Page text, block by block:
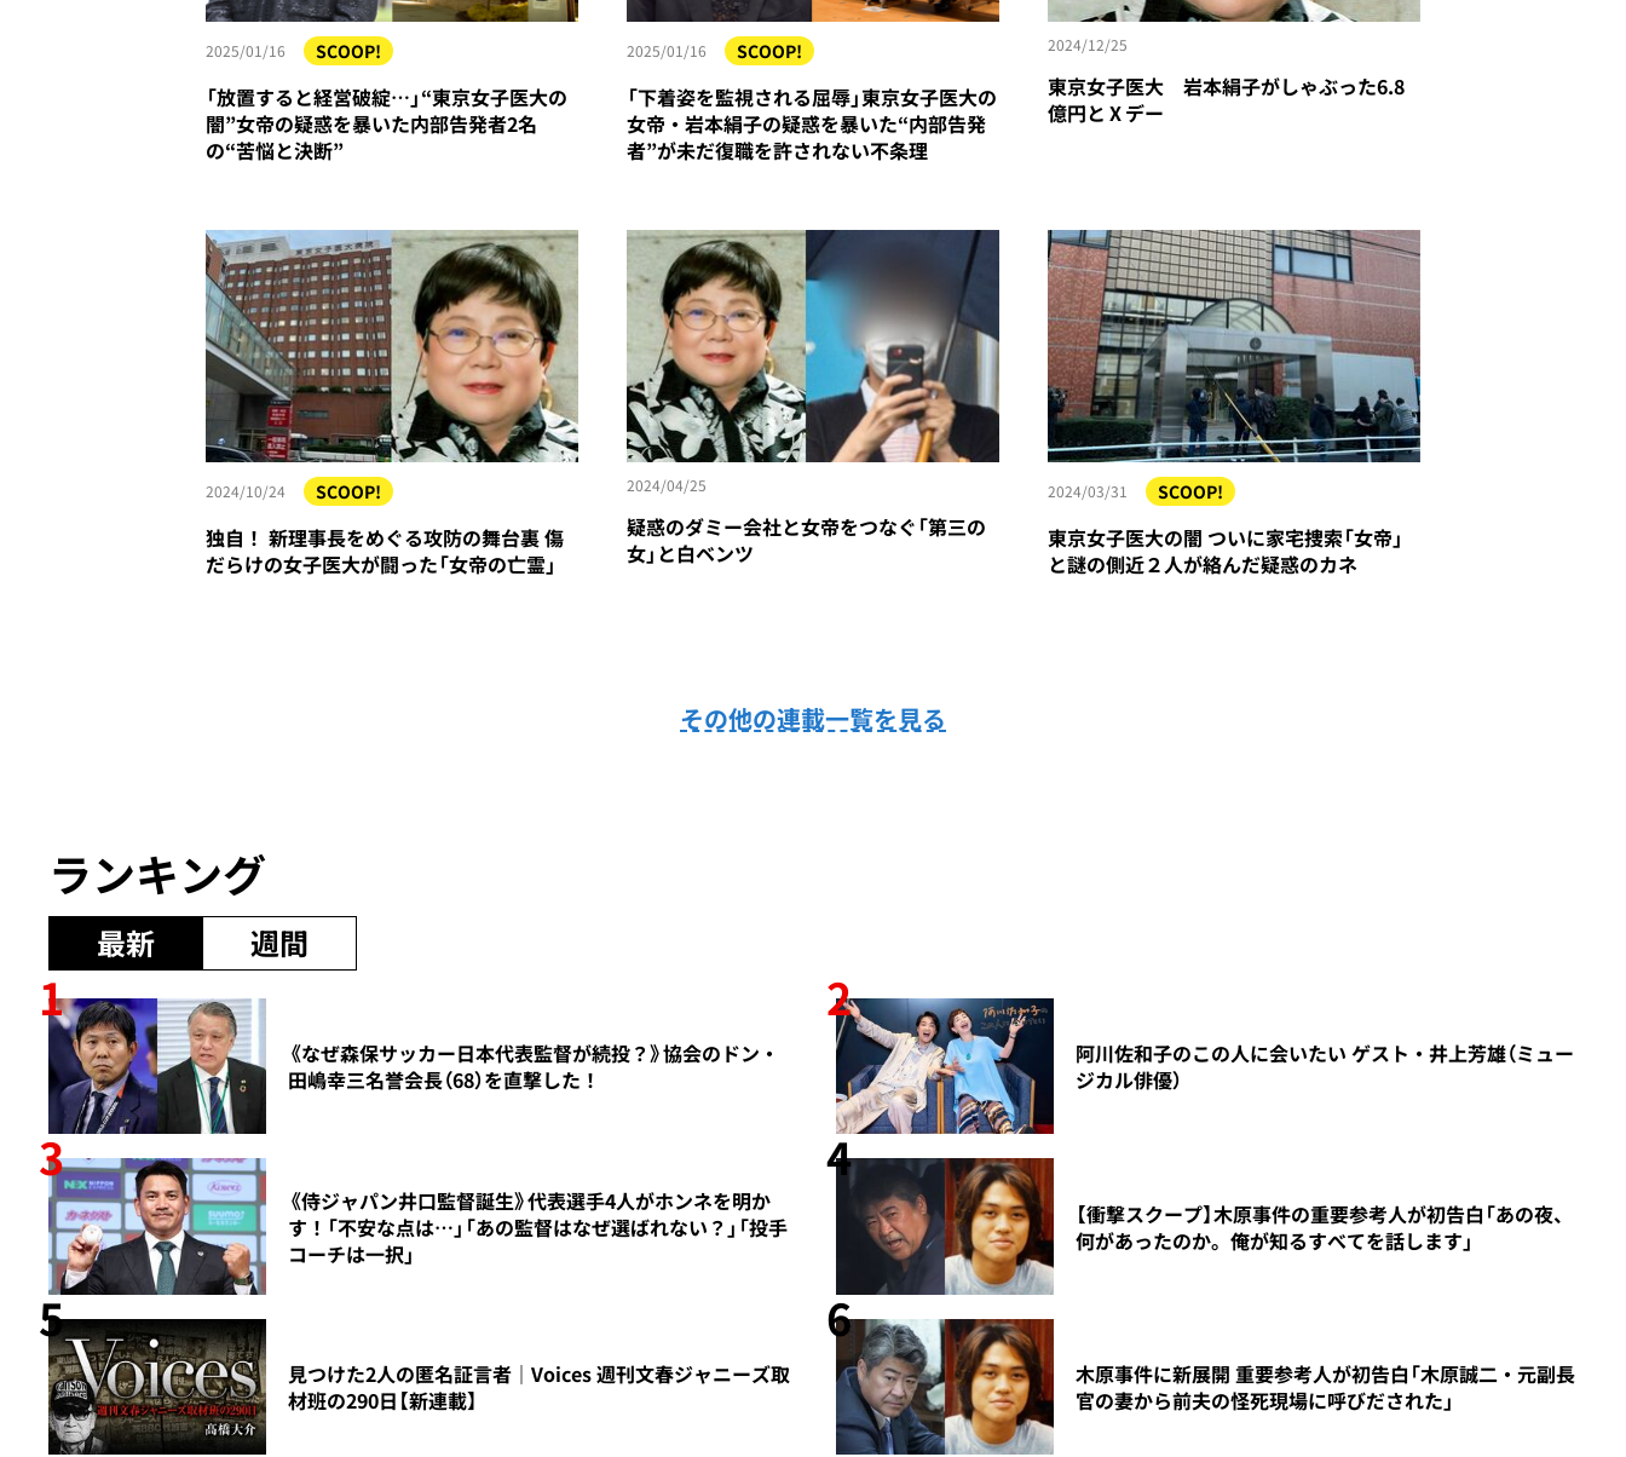
2025/01/16 SCOOP!
「放置すると経営破綻…」“東京女子医大の
闇”女帝の疑惑を暴いた内部告発者2名
の“苦悩と決断”
2025/01/16 SCOOP!
「下着姿を監視される屈辱」東京女子医大の
女帝・岩本絹子の疑惑を暴いた“内部告発
者”が未だ復職を許されない不条理
2024/12/25
東京女子医大 岩本絹子がしゃぶった6.8
億円とⅩデー
2024/10/24 SCOOP!
独自！ 新理事長をめぐる攻防の舞台裏 傷
だらけの女子医大が闘った「女帝の亡霊」
2024/04/25
疑惑のダミー会社と女帝をつなぐ「第三の
女」と白ベンツ
2024/03/31 SCOOP!
東京女子医大の闇 ついに家宅捜索「女帝」
と謎の側近２人が絡んだ疑惑のカネ
その他の連載一覧を見る
ランキング
最新 週間
1
《なぜ森保サッカー日本代表監督が続投？》協会のドン・
田嶋幸三名誉会長（68）を直撃した！
2
阿川佐和子のこの人に会いたい ゲスト・井上芳雄（ミュー
ジカル俳優）
3
《侍ジャパン井口監督誕生》代表選手4人がホンネを明か
す！「不安な点は…」「あの監督はなぜ選ばれない？」「投手
コーチは一択」
4
【衝撃スクープ】木原事件の重要参考人が初告白「あの夜、
何があったのか。俺が知るすべてを話します」
5
見つけた2人の匿名証言者｜Voices 週刊文春ジャニーズ取
材班の290日【新連載】
6
木原事件に新展開 重要参考人が初告白「木原誠二・元副長
官の妻から前夫の怪死現場に呼びだされた」